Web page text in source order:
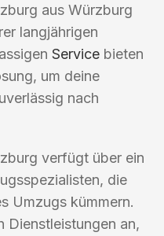
aus Würzburg
langjährigen
Service bieten
um deine
nach
verfügt über ein
die
Umzugs kümmern.
Dienstleistungen an,